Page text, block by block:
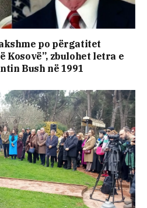
po përgatitet
Kosovë”, zbulohet letra e
Bush në 1991